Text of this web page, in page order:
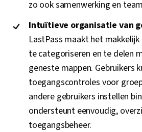
zo ook samenwerking en
Intuïtieve organisatie van
LastPass maakt het
te categoriseren en te delen
geneste mappen. Gebruikers
toegangscontroles voor
andere gebruikers instellen
ondersteunt eenvoudig,
toegangsbeheer.